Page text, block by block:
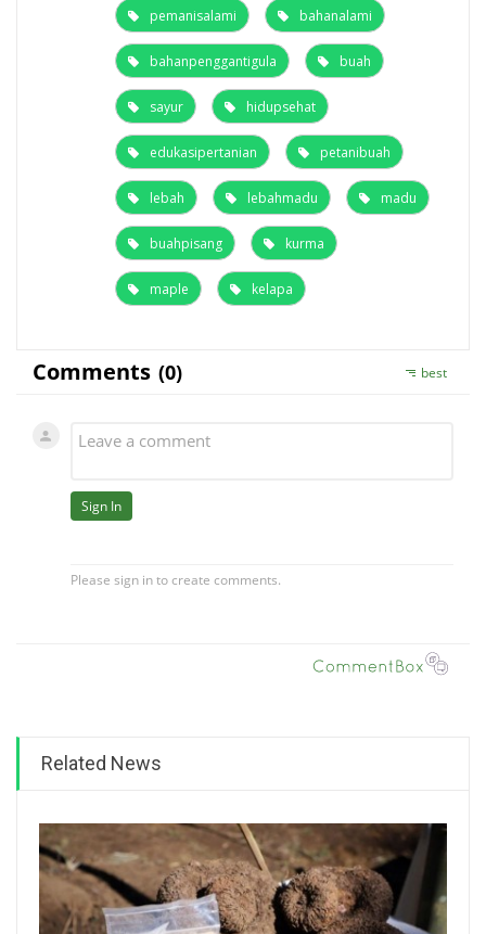
pemanisalami bahanalami
bahanpenggantigula buah
sayur hidupsehat
edukasipertanian petanibuah
lebah lebahmadu madu
buahpisang kurma
maple kelapa
Related News